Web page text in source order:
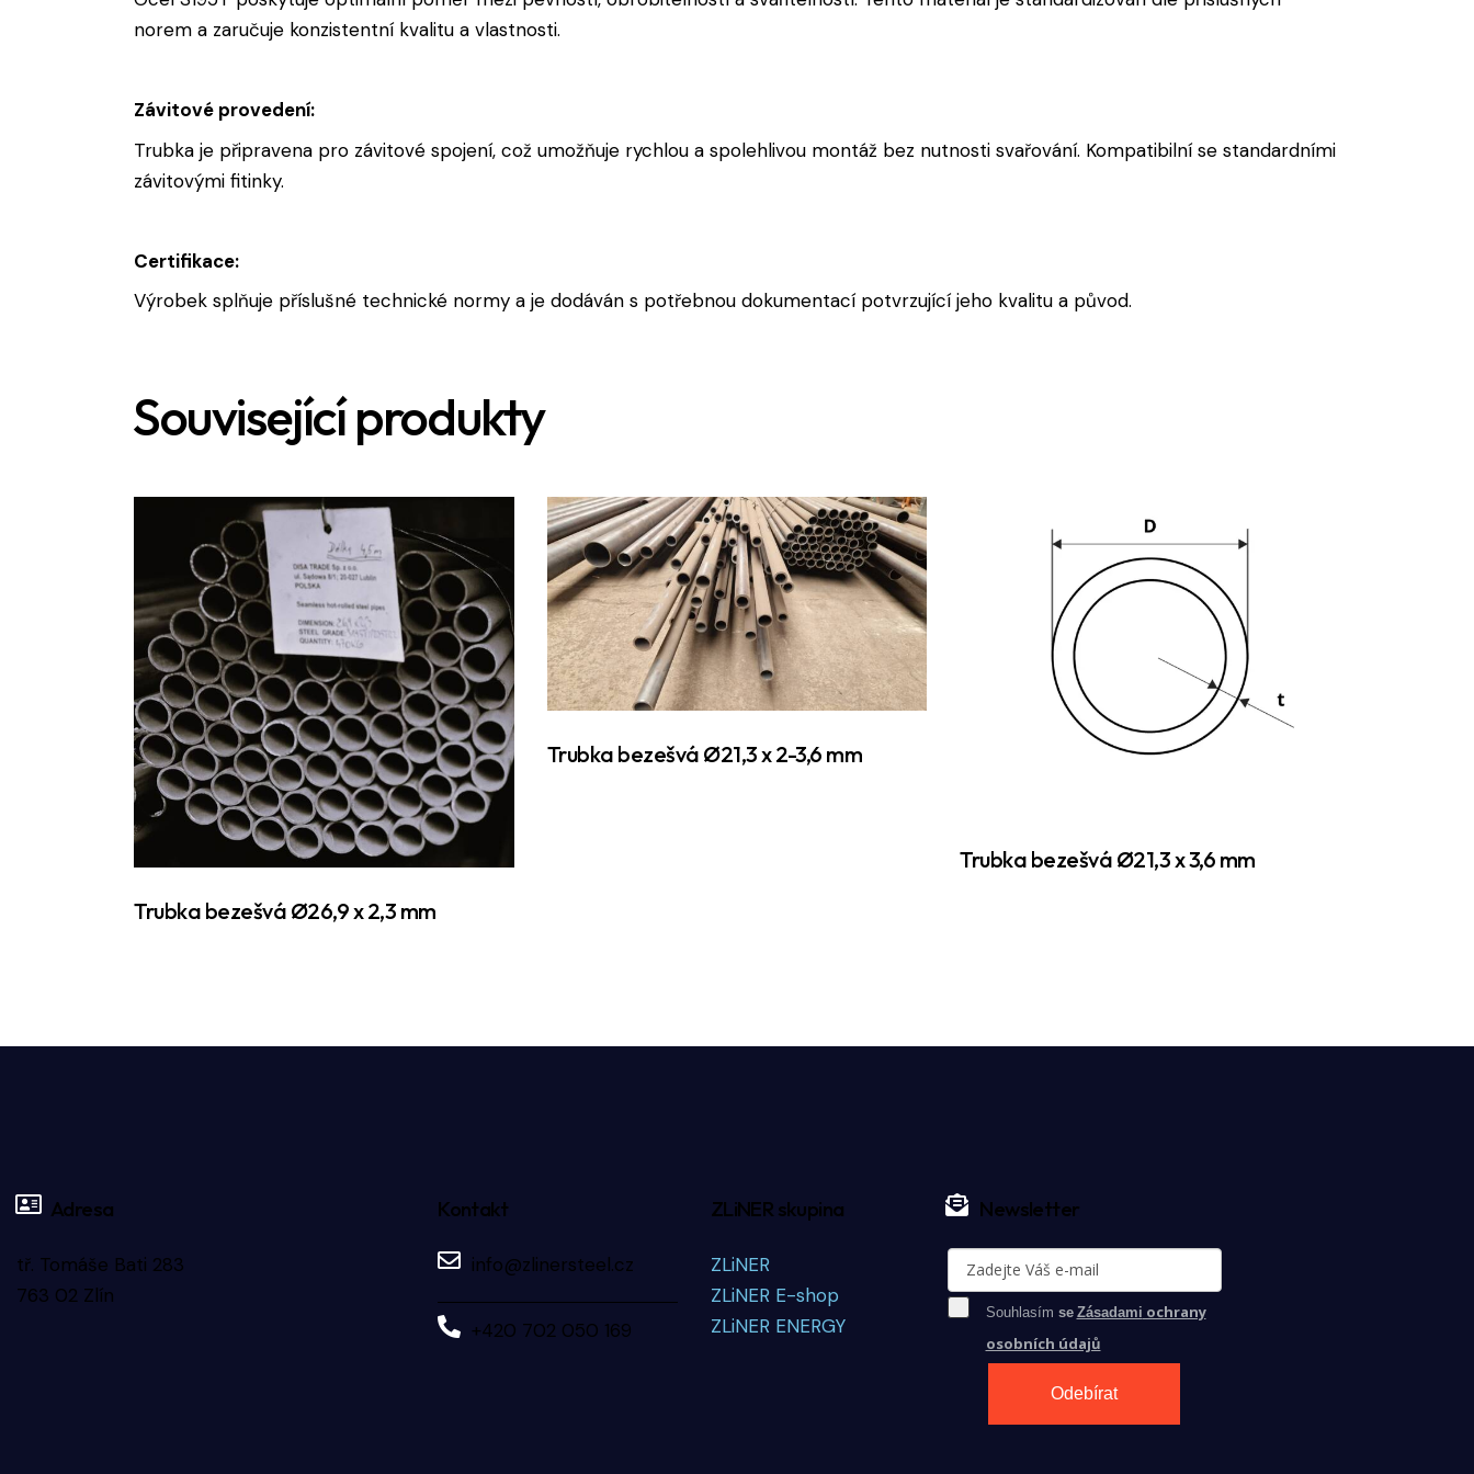
norem a zaručuje konzistentní kvalitu a vlastnosti.
Závitové provedení:
Trubka je připravena pro závitové spojení, což umožňuje rychlou a spolehlivou montáž bez nutnosti svařování. Kompatibilní se standardními
závitovými fitinky.
Certifikace:
Výrobek splňuje příslušné technické normy a je dodáván s potřebnou dokumentací potvrzující jeho kvalitu a původ.
Související produkty
Trubka bezešvá Ø26,9 x 2,3 mm
Trubka bezešvá Ø21,3 x 2-3,6 mm
Trubka bezešvá Ø21,3 x 3,6 mm
Adresa
tř. Tomáše Bati 283
763 02 Zlín
Kontakt
info@zlinersteel.cz
+420 702 050 169
ZLiNER skupina
ZLiNER
ZLiNER E-shop
ZLiNER ENERGY
Newsletter
Souhlasím se Zásadami ochrany
osobních údajů
Odebírat